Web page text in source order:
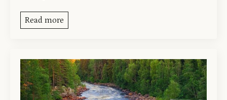
Read more